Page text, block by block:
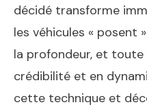
décidé transforme
les véhicules « posent
la profondeur, et
crédibilité et en
cette technique et